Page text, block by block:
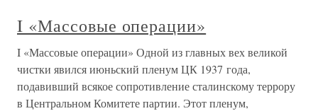
I «Массовые операции»
I «Массовые операции» Одной из главных вех великой
чистки явился июньский пленум ЦК 1937 года,
подавивший всякое сопротивление сталинскому террору
в Центральном Комитете партии. Этот пленум,